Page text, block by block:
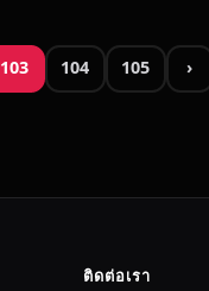
103 104 105 ›
ติดต่อเรา